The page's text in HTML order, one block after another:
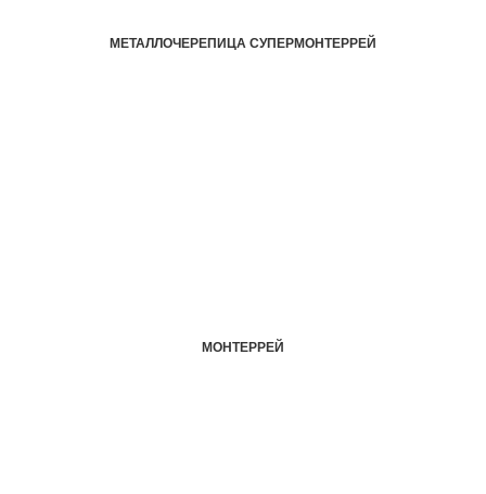
МЕТАЛЛОЧЕРЕПИЦА СУПЕРМОНТЕРРЕЙ
МОНТЕРРЕЙ